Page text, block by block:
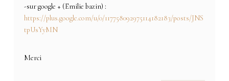
-sur google + (Emilie bazin) :
https://plus.google.com/u/0/117758092975114182183/posts/JNS
tpUsYyMN
Merci